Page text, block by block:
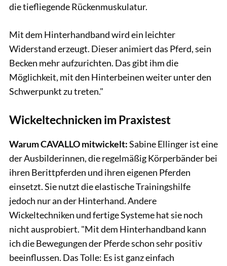
die tiefliegende Rückenmuskulatur.
Mit dem Hinterhandband wird ein leichter
Widerstand erzeugt. Dieser animiert das Pferd, sein
Becken mehr aufzurichten. Das gibt ihm die
Möglichkeit, mit den Hinterbeinen weiter unter den
Schwerpunkt zu treten."
Wickeltechnicken im Praxistest
Warum CAVALLO mitwickelt:Sabine Ellinger ist eine
der Ausbilderinnen, die regelmäßig Körperbänder bei
ihren Berittpferden und ihren eigenen Pferden
einsetzt. Sie nutzt die elastische Trainingshilfe
jedoch nur an der Hinterhand. Andere
Wickeltechniken und fertige Systeme hat sie noch
nicht ausprobiert. "Mit dem Hinterhandband kann
ich die Bewegungen der Pferde schon sehr positiv
beeinflussen. Das Tolle: Es ist ganz einfach